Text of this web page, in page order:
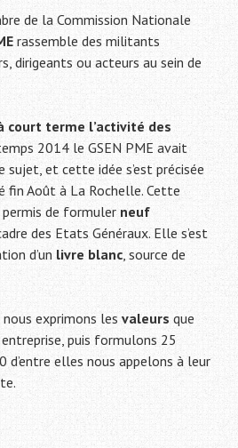
de la Commission Nationale
rassemble des militants
dirigeants ou acteurs au sein de
court terme l’activité des
2014 le GSEN PME avait
sujet, et cette idée s’est précisée
fin Août à La Rochelle. Cette
de formuler neuf
des Etats Généraux. Elle s’est
d’un livre blanc, source de
nous exprimons lesvaleurs que
puis formulons 25
d’entre elles nous appelons à leur